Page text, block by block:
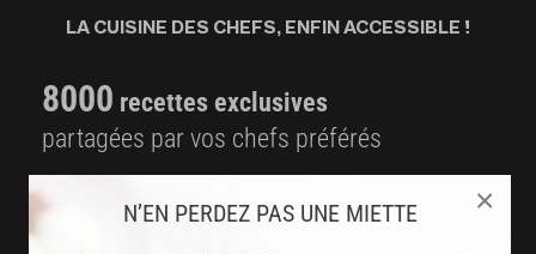
N’EN PERDEZ PAS UNE MIETTE ×
LA CUISINE DES CHEFS, ENFIN ACCESSIBLE !
8000 recettes exclusives
partagées par vos chefs préférés
2000
et techniques de cuisine et pâtisserie